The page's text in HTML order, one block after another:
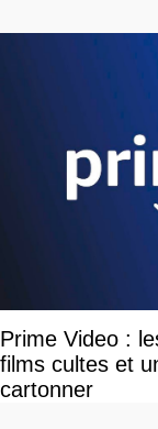
Prime Video :
films cultes et
cartonner